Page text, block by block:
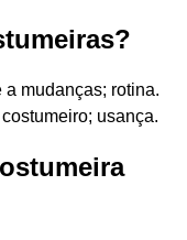
a mudanças; rotina.
usança.